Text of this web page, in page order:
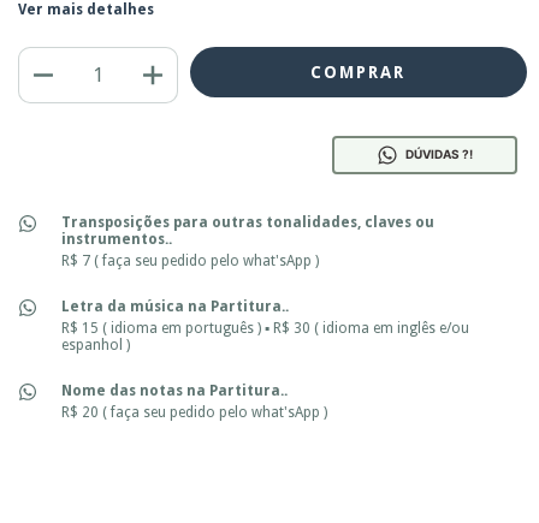
Ver mais detalhes
DÚVIDAS ?!
Transposições para outras tonalidades, claves ou
instrumentos..
R$ 7 ( faça seu pedido pelo what'sApp )
Letra da música na Partitura..
R$ 15 ( idioma em português ) ▪ R$ 30 ( idioma em inglês e/ou
espanhol )
Nome das notas na Partitura..
R$ 20 ( faça seu pedido pelo what'sApp )